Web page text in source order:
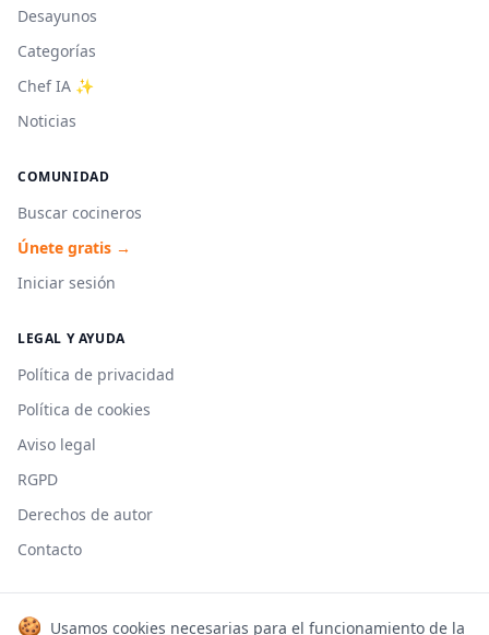
Desayunos
Categorías
Chef IA ✨
Noticias
COMUNIDAD
Buscar cocineros
Únete gratis →
Iniciar sesión
LEGAL Y AYUDA
Política de privacidad
Política de cookies
Aviso legal
RGPD
Derechos de autor
Contacto
🍪 Usamos cookies necesarias para el funcionamiento de la